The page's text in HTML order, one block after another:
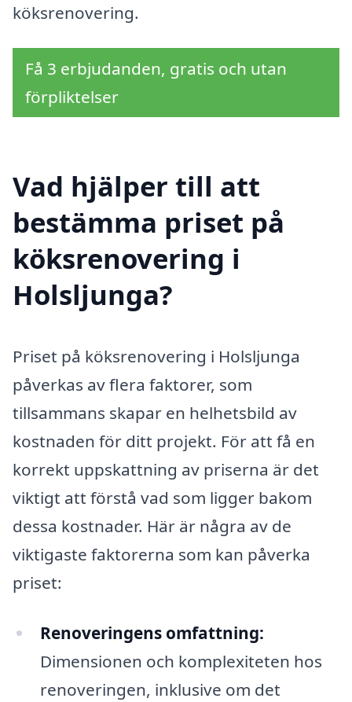
köksrenovering.
Få 3 erbjudanden, gratis och utan
förpliktelser
Vad hjälper till att
bestämma priset på
köksrenovering i
Holsljunga?
Priset på köksrenovering i Holsljunga
påverkas av flera faktorer, som
tillsammans skapar en helhetsbild av
kostnaden för ditt projekt. För att få en
korrekt uppskattning av priserna är det
viktigt att förstå vad som ligger bakom
dessa kostnader. Här är några av de
viktigaste faktorerna som kan påverka
priset:
Renoveringens omfattning:
Dimensionen och komplexiteten hos
renoveringen, inklusive om det